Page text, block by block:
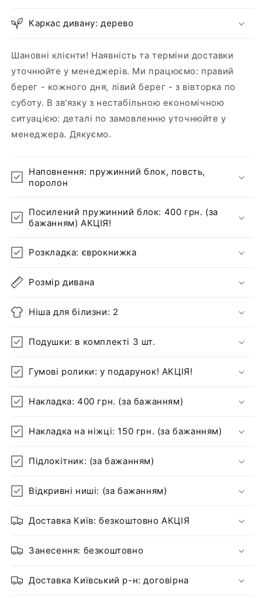
Каркас дивану: дерево
Шановні клієнти! Наявність та терміни доставки
уточнюйте у менеджерів. Ми працюємо: правий
берег - кожного дня, лівий берег - з вівторка по
суботу. В зв'язку з нестабільною економічною
ситуацією: деталі по замовленню уточнюйте у
менеджера. Дякуємо.
Наповнення: пружинний блок, повсть,
поролон
Посилений пружинний блок: 400 грн. (за
бажанням) АКЦІЯ!
Розкладка: єврокнижка
Розмір дивана
Ніша для білизни: 2
Подушки: в комплекті 3 шт.
Гумові ролики: у подарунок! АКЦІЯ!
Накладка: 400 грн. (за бажанням)
Накладка на ніжці: 150 грн. (за бажанням)
Підлокітник: (за бажанням)
Відкривні ниші: (за бажанням)
Доставка Київ: безкоштовно АКЦІЯ
Занесення: безкоштовно
Доставка Київський р-н: договірна